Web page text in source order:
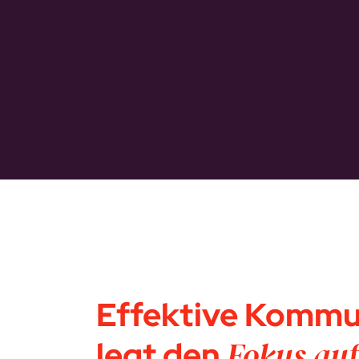
Effektive